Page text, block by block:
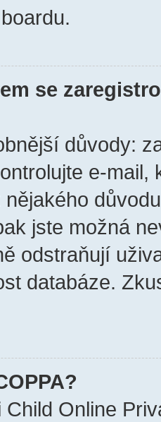
se
důvody:
e-
jste možná
odstraňují
databáze.
Child Online